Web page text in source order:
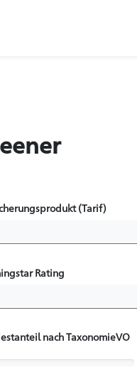
(Tarif)
Rating
nach TaxonomieVO